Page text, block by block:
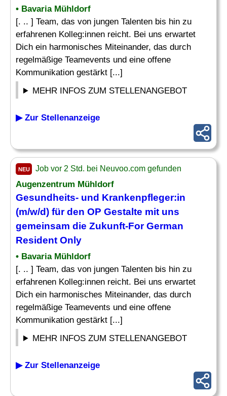
• Bavaria Mühldorf
[. .. ] Team, das von jungen Talenten bis hin zu
erfahrenen Kolleg:innen reicht. Bei uns erwartet
Dich ein harmonisches Miteinander, das durch
regelmäßige Teamevents und eine offene
Kommunikation gestärkt [...]
MEHR INFOS ZUM STELLENANGEBOT
▶ Zur Stellenanzeige
NEU Job vor 2 Std. bei Neuvoo.com gefunden
Augenzentrum Mühldorf
Gesundheits- und Krankenpfleger:in
(m/w/d) für den OP Gestalte mit uns
gemeinsam die Zukunft-For German
Resident Only
• Bavaria Mühldorf
[. .. ] Team, das von jungen Talenten bis hin zu
erfahrenen Kolleg:innen reicht. Bei uns erwartet
Dich ein harmonisches Miteinander, das durch
regelmäßige Teamevents und eine offene
Kommunikation gestärkt [...]
MEHR INFOS ZUM STELLENANGEBOT
▶ Zur Stellenanzeige